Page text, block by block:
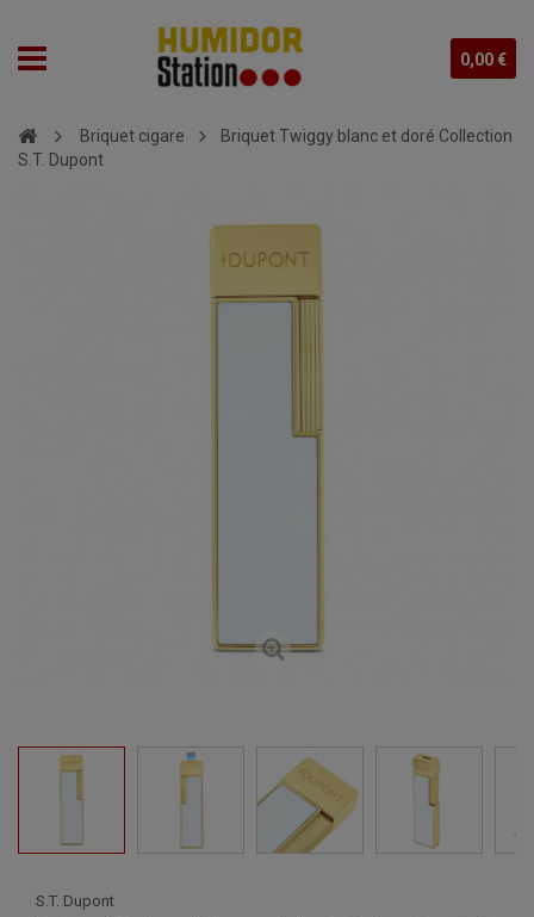
0,00 €
Briquet cigare
Briquet Twiggy blanc et doré Collection
S.T. Dupont
S.T. Dupont